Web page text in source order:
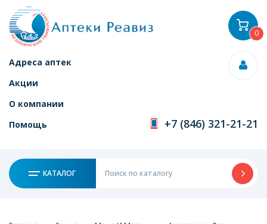
Адреса аптек
Акции
О компании
Помощь
+7 (846) 321-21-21
КАТАЛОГ
0